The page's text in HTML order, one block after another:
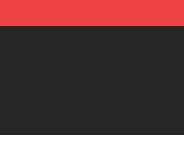
Kimetsu no Yaiba